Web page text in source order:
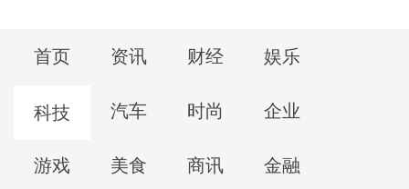
首页 资讯 财经 娱乐
科技 汽车 时尚 企业
游戏 美食 商讯 金融